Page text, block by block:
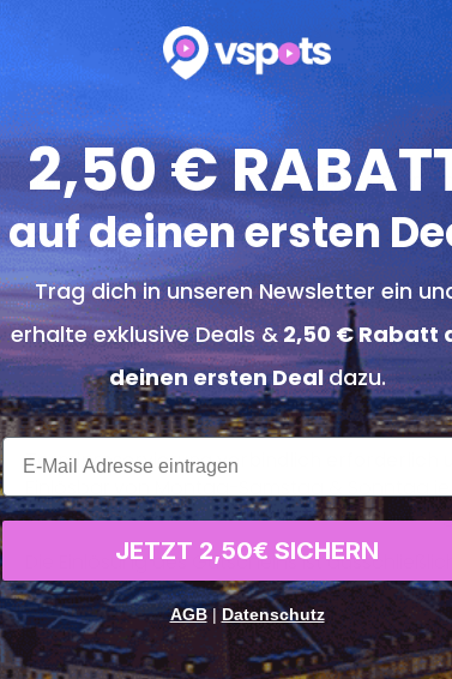
Massage Auswahl aus: Wellness (sanft),
Medizinische Kräuter-Massage: mit
Dauer 60 Min.
Seifen-Fußbad: Entgiftungsorgane werden
Seifenflocken/Salze. Dauer 30 Min.
Nachruhe: Pflegepackung für Hände & Füße:
Warme Naturmoor-Packung. Dauer 20 Min.
Konditionen
Der Gutschein ist 6 Monate ab Kauf
Terminreservierung verbindlich erforderlich
Einlösbar von Montag-Samstag & Sonntag
Dieser Gutschein ist ebenfalls als
Die Einlösung des Gutscheins ist
Adresse:Königsteiner Str. 13A, 65812 Bad
Telefon:061965617022
2,50 €
auf deinen ersten
Trag dich in unseren Newsletter ein
erhalte exklusive Deals &2,50 € Rabatt
deinen ersten Dealdazu.
xxx
JETZT 2,50€ SICHERN
AGB| Datenschutz